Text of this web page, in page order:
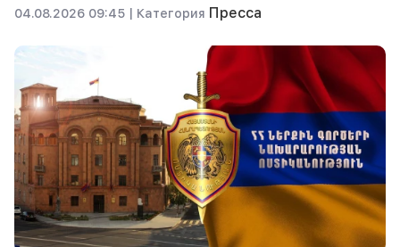
04.08.2026 09:45 | Категория Пресса